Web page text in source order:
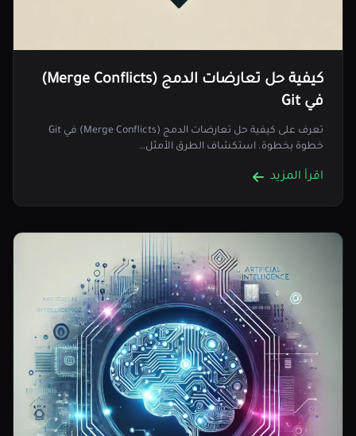
كيفية حل تعارضات الدمج (Merge Conflicts)
في Git
تعرف على كيفية حل تعارضات الدمج (Merge Conflicts) في Git
خطوة بخطوة. استكشاف الطرق الأمثل…
اقرأ المزيد